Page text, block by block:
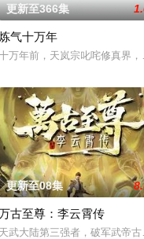
的过客。苍天残面张开诡异
更新至366集
气十万年
万年前，天岚宗叱咤修真界
界入侵，人、幽两界势力荼
更新至08集
古至尊：李云霄传
天武大陆第三强者，破军武帝